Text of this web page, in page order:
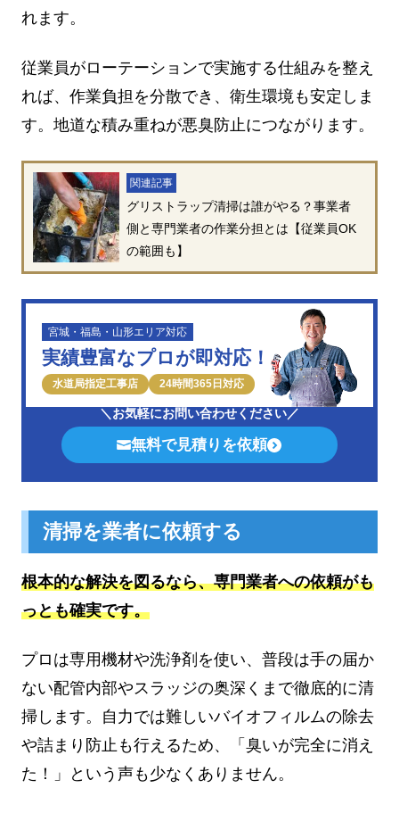
れます。
従業員がローテーションで実施する仕組みを整え
れば、作業負担を分散でき、衛生環境も安定しま
す。地道な積み重ねが悪臭防止につながります。
関連記事
グリストラップ清掃は誰がやる？事業者
側と専門業者の作業分担とは【従業員OK
の範囲も】
宮城・福島・山形エリア対応
実績豊富なプロが即対応！
水道局指定工事店 24時間365日対応
＼お気軽にお問い合わせください／
無料で見積りを依頼
清掃を業者に依頼する
根本的な解決を図るなら、専門業者への依頼がも
っとも確実です。
プロは専用機材や洗浄剤を使い、普段は手の届か
ない配管内部やスラッジの奥深くまで徹底的に清
掃します。自力では難しいバイオフィルムの除去
や詰まり防止も行えるため、「臭いが完全に消え
た！」という声も少なくありません。